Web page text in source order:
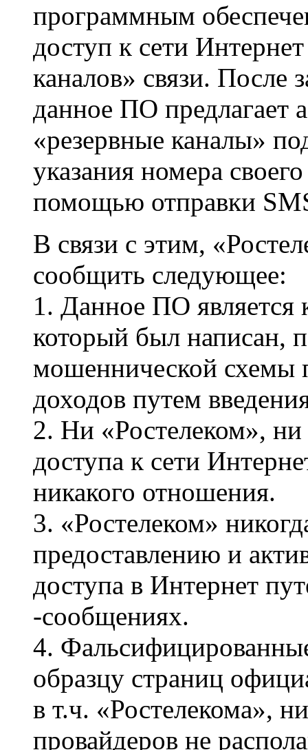
программным
доступ к сети
каналов» связи. После
данное ПО предлагает
«резервные каналы»
указания номера
помощью отправки
В связи с этим,
сообщить следующее:
1. Данное ПО
который был написан,
мошеннической схемы
доходов путем
2. Ни «Ростелеком»,
доступа к сети
никакого отношения.
3. «Ростелеком»
предоставлению и
доступа в Интернет
-сообщениях.
4.
образцу страниц
в т.ч. «Ростелекома»,
провайдеров не